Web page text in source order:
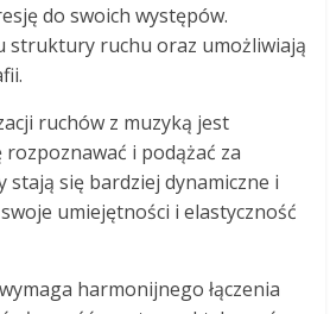
do swoich występów.
struktury ruchu oraz umożliwiają
ruchów z muzyką jest
i podążać za
stają się bardziej dynamiczne i
umiejętności i elastyczność
harmonijnego łączenia